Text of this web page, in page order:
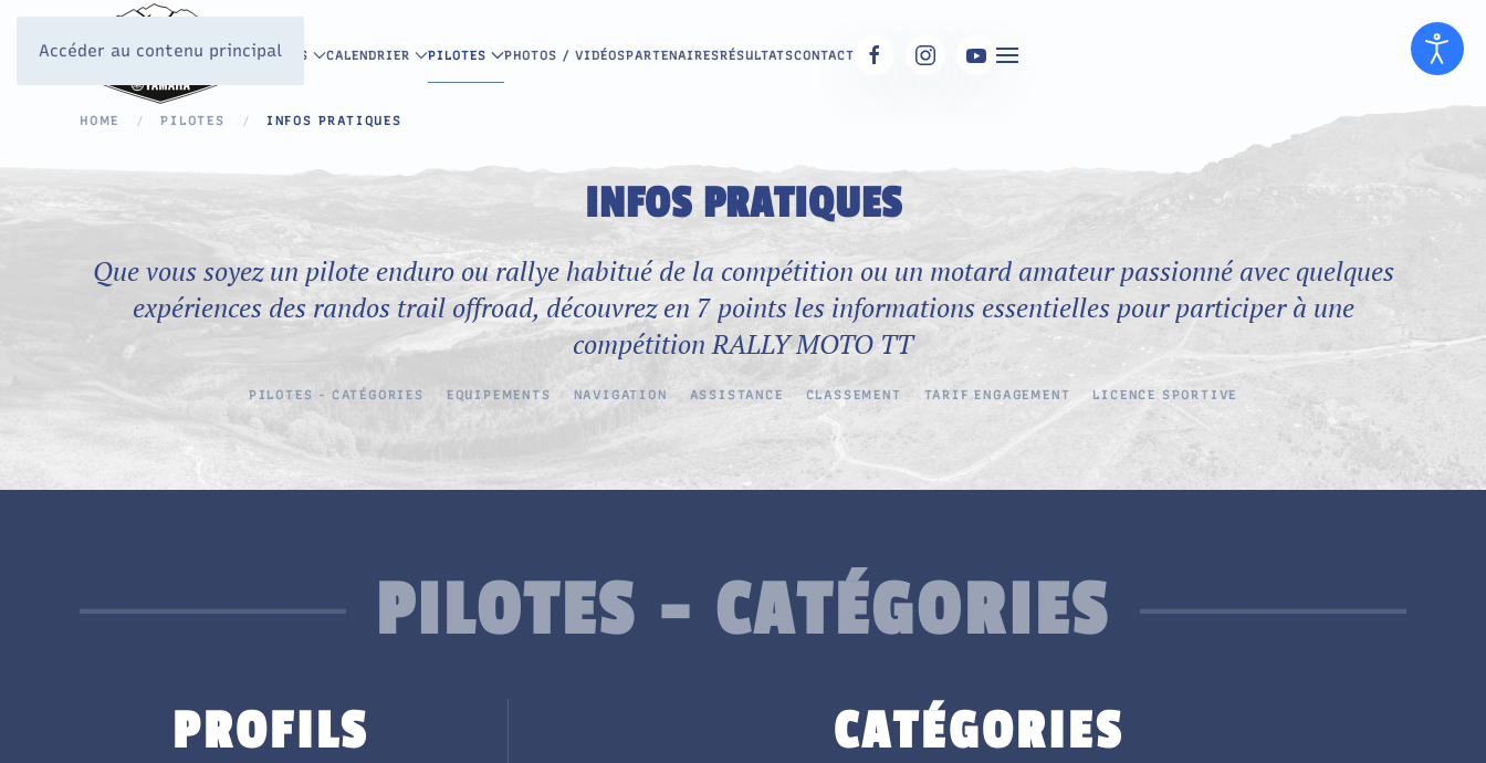
Accéder au contenu principalINFOS CALENDRIER PILOTES PHOTOS / VIDÉOSPARTENAIRESRÉSULTATSCONTACT
HOME PILOTES INFOS PRATIQUES
INFOS PRATIQUES
Que vous soyez un pilote enduro ou rallye habitué de la compétition ou un motard amateur passionné avec quelques
expériences des randos trail offroad, découvrez en 7 points les informations essentielles pour participer à une
compétition RALLY MOTO TT
PILOTES - CATÉGORIES EQUIPEMENTS NAVIGATION ASSISTANCE CLASSEMENT TARIF ENGAGEMENT LICENCE SPORTIVE
PILOTES - CATÉGORIES
PROFILS
CATÉGORIES